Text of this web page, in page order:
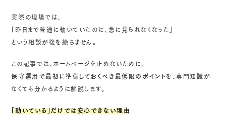
実際の現場では、
「昨日まで普通に動いていたのに、急に見られなくなった」
という相談が後を絶ちません。
この記事では、ホームページを止めないために、
保守運用で最初に準備しておくべき最低限のポイント を、専門知識が
なくても分かるように解説します。
「動いている」だけでは安心できない理由